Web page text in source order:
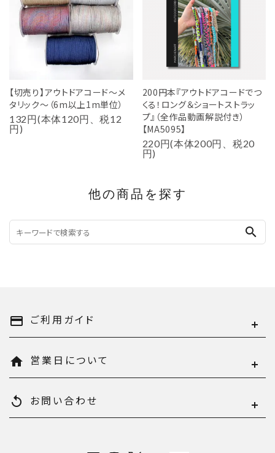
【切売り】アウトドアコード～メ
タリック～（6m以上1m単位）
132円(本体120円、税12
円)
200円本『アウトドアコードでつ
くる！ロング＆ショートストラッ
プ』（全作品動画解説付き）
【MA5095】
220円(本体200円、税20
円)
他の商品を探す
search
payment ご利用ガイド
home 営業日について
replay お問い合わせ